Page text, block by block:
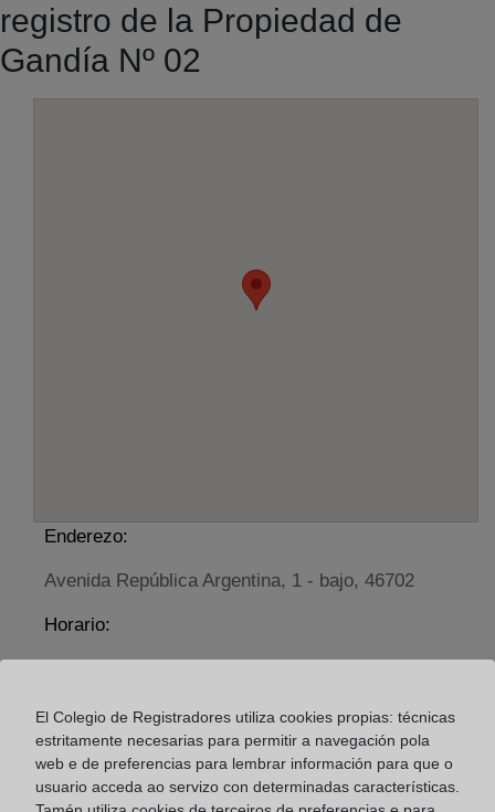
registro de la Propiedad de
Gandía Nº 02
Enderezo:
Avenida República Argentina, 1 - bajo, 46702
Horario:
Los días 24 y 31 de diciembre de 09:00 a 14:00
horas
El Colegio de Registradores utiliza cookies propias: técnicas
estritamente necesarias para permitir a navegación pola
web e de preferencias para lembrar información para que o
usuario acceda ao servizo con determinadas características.